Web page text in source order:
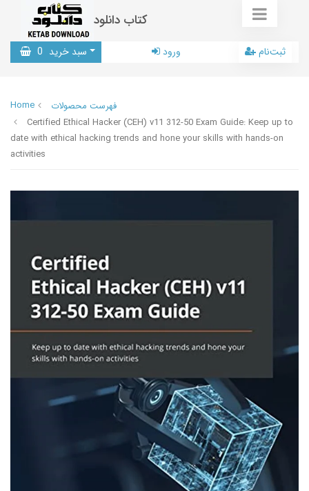
کتاب دانلود
سبد خرید 0 ورود ثبت‌نام
Home
فهرست محصولات
Certified Ethical Hacker (CEH) v11 312-50 Exam Guide: Keep up to
date with ethical hacking trends and hone your skills with hands-on
activities